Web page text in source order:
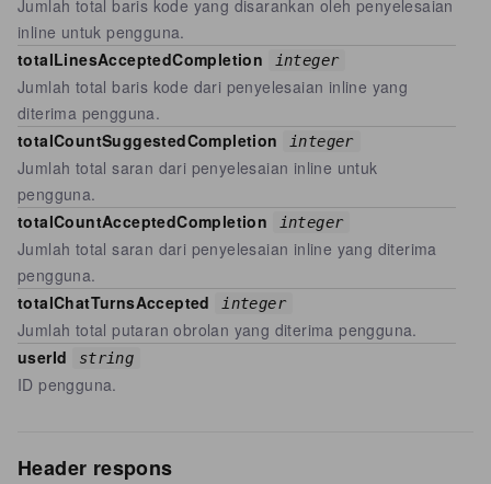
Jumlah total baris kode yang disarankan oleh penyelesaian
inline untuk pengguna.
totalLinesAcceptedCompletion
integer
Jumlah total baris kode dari penyelesaian inline yang
diterima pengguna.
totalCountSuggestedCompletion
integer
Jumlah total saran dari penyelesaian inline untuk
pengguna.
totalCountAcceptedCompletion
integer
Jumlah total saran dari penyelesaian inline yang diterima
pengguna.
totalChatTurnsAccepted
integer
Jumlah total putaran obrolan yang diterima pengguna.
userId
string
ID pengguna.
Header respons